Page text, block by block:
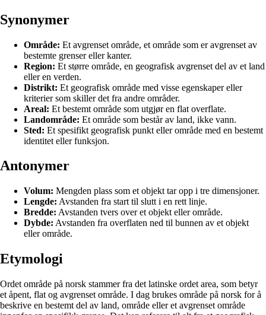
Synonymer
Område: Et avgrenset område, et område som er avgrenset av
bestemte grenser eller kanter.
Region: Et større område, en geografisk avgrenset del av et land
eller en verden.
Distrikt: Et geografisk område med visse egenskaper eller
kriterier som skiller det fra andre områder.
Areal: Et bestemt område som utgjør en flat overflate.
Landområde: Et område som består av land, ikke vann.
Sted: Et spesifikt geografisk punkt eller område med en bestemt
identitet eller funksjon.
Antonymer
Volum: Mengden plass som et objekt tar opp i tre dimensjoner.
Lengde: Avstanden fra start til slutt i en rett linje.
Bredde: Avstanden tvers over et objekt eller område.
Dybde: Avstanden fra overflaten ned til bunnen av et objekt
eller område.
Etymologi
Ordet område på norsk stammer fra det latinske ordet area, som betyr
et åpent, flat og avgrenset område. I dag brukes område på norsk for å
beskrive en bestemt del av land, område eller et avgrenset område